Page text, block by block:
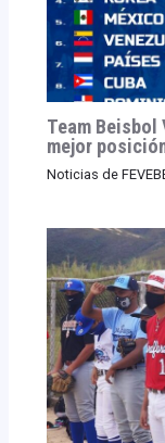
Team Beisbol
mejor
Noticias de